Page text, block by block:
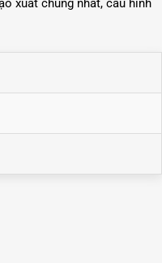
xuất chúng nhất, cấu hình